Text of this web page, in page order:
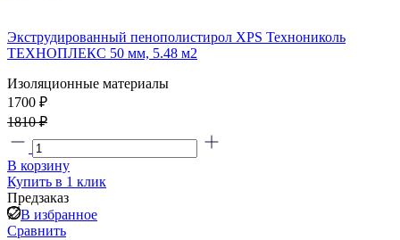
Экструдированный пенополистирол XPS Технониколь
ТЕХНОПЛЕКС 50 мм, 5.48 м2
Изоляционные материалы
1700 ₽
1810 ₽
В корзину
Купить в 1 клик
Предзаказ
В избранное
Сравнить